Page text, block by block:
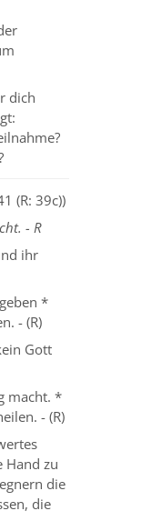
dich
(R: 39c))
- R
ihr
*
- (R)
Gott
macht. *
- (R)
Hand zu
die
die